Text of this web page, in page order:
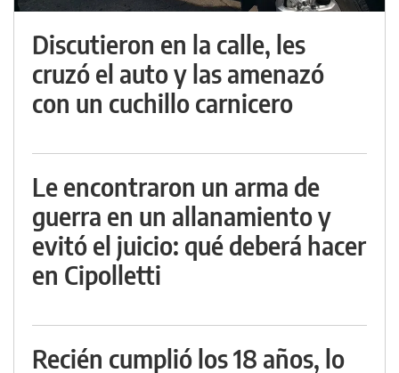
Discutieron en la calle, les
cruzó el auto y las amenazó
con un cuchillo carnicero
Le encontraron un arma de
guerra en un allanamiento y
evitó el juicio: qué deberá hacer
en Cipolletti
Recién cumplió los 18 años, lo